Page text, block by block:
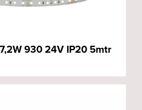
930 24V IP20 5mtr